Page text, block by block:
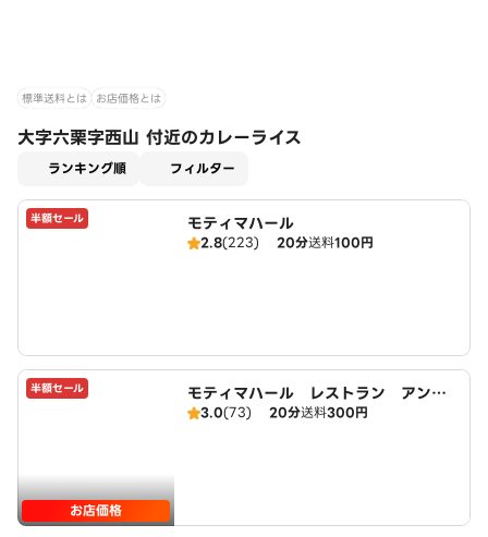
標準送料とは お店価格とは
大字六栗字西山 付近のカレーライス
ランキング順 フィルター
半額セール モティマハール
2.8(223) 20分送料100円
半額セール
お店価格
モティマハール レストラン アンド
バー
3.0(73) 20分送料300円